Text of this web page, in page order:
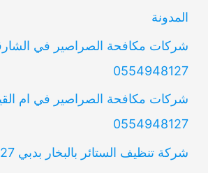
المدونة
شركات مكافحة الصراصير في
0554948127
شركات مكافحة الصراصير في ام
0554948127
شركة تنظيف الستائر بالبخار بدبي 0554948127